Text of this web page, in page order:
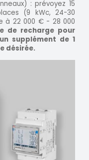
: prévoyez 15
(9 kWc, 24-30
à 22 000 € - 28 000
de recharge pour
supplément de 1
désirée.